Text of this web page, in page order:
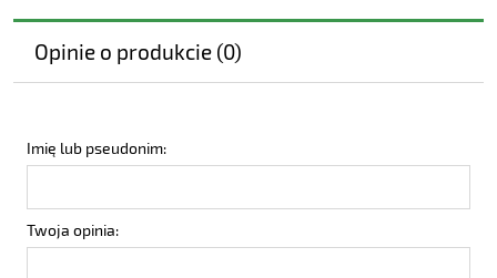
Opinie o produkcie (0)
Imię lub pseudonim:
Twoja opinia: